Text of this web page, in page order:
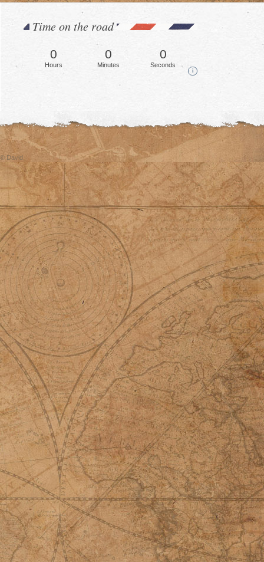
Time on the road
0
Hours
0
Minutes
0
Seconds
i
© David